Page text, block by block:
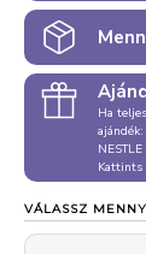
Ha
ajándék:
Kattints
VÁLASSZ